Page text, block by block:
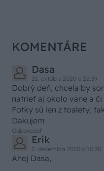
KOMENTÁRE
Dasa
21. októbra 2020 o 22:39
Dobrý deň, chcela by
natrieť aj okolo vane a
Fotky sú len z toalety,
Dakujem
Odpovedať
Erik
2. decembra 2020 o 10:30
Ahoj Dasa,